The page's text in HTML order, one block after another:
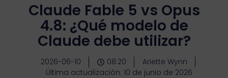
Claude Fable 5 vs Opus
4.8: ¿Qué modelo de
Claude debe utilizar?
2026-06-10 08:20
Ariette Wynn
Última actualización: 10 de junio de 2026